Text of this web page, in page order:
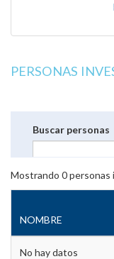
PERSONAS
Buscar personas
Mostrando 0personas
NOMBRE
No hay datos